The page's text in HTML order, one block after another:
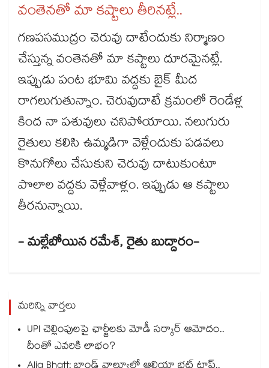
వంతెనతో మా కష్టాలు తీరినట్లే..
గణపసముద్రం చెరువు దాటేందుకు నిర్మాణం
చేస్తున్న వంతెనతో మా కష్టాలు దూరమైనట్లే.
ఇప్పుడు పంట భూమి వద్దకు బైక్ మీద
రాగలుగుతున్నాం. చెరువుదాటే క్రమంలో రెండేళ్ల
కింద నా పశువులు చనిపోయాయి. నలుగురు
రైతులు కలిసి ఉమ్మడిగా వెళ్లేందుకు పడవలు
కొనుగోలు చేసుకుని చెరువు దాటుకుంటూ
పొలాల వద్దకు వెళ్లేవాళ్లం. ఇప్పుడు ఆ కష్టాలు
తీరనున్నాయి.
- మల్లేబోయిన రమేశ్, రైతు బుద్దారం-
మరిన్ని వార్తలు
UPI చెల్లింపులపై ఛార్జీలకు మోడీ సర్కార్ ఆమోదం..
దీంతో ఎవరికి లాభం?